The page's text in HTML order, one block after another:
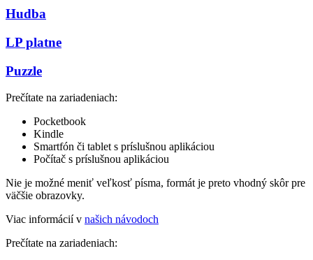
Hudba
LP platne
Puzzle
Prečítate na zariadeniach:
Pocketbook
Kindle
Smartfón či tablet s príslušnou aplikáciou
Počítač s príslušnou aplikáciou
Nie je možné meniť veľkosť písma, formát je preto vhodný skôr pre
väčšie obrazovky.
Viac informácií v našich návodoch
Prečítate na zariadeniach: